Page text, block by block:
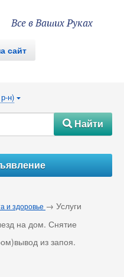
Все в Ваших Руках
сайт
н) {
#Найти
и здоровье → Услуги
на дом. Снятие
из запоя.